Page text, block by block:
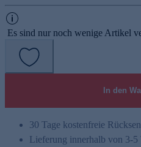
Es sind nur noch wenige Artikel
In den
30 Tage kostenfreie
Lieferung innerhalb von 3-5